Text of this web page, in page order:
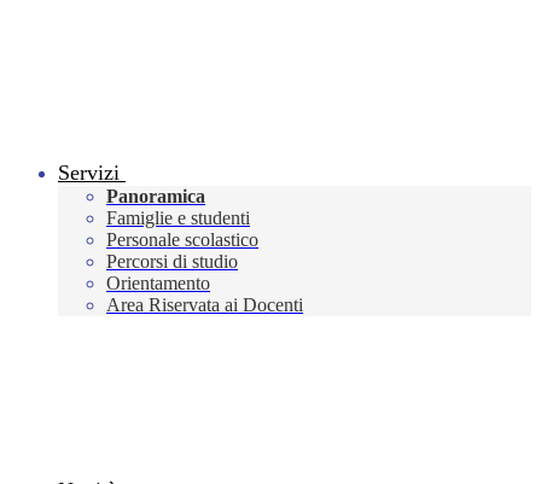
Servizi
Panoramica
Famiglie e studenti
Personale scolastico
Percorsi di studio
Orientamento
Area Riservata ai Docenti